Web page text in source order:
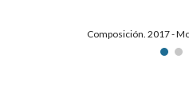
Composición. 2017 -